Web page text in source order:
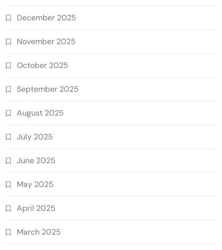
December 2025
November 2025
October 2025
September 2025
August 2025
July 2025
June 2025
May 2025
April 2025
March 2025